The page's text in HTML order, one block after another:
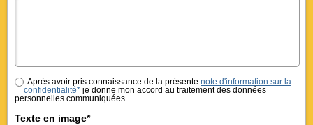
Après avoir pris connaissance de la présente note d'information sur la
confidentialité* je donne mon accord au traitement des données
personnelles communiquées.
Texte en image*